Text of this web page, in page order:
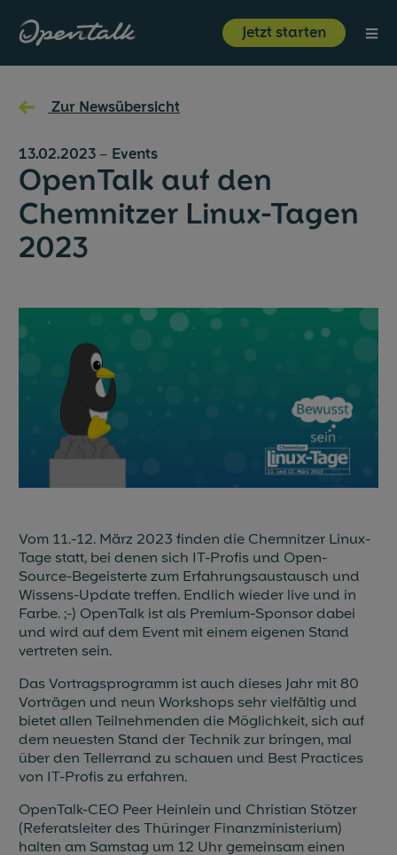
Jetzt starten ⋮
Produkt
Branchen
Ressourcen
Über uns
Jetzt starten Login
Unternehmen
Blog & News
Referenzen
Jobs
Presse
← Zur Newsübersicht
13.02.2023 – Events
OpenTalk auf den
Chemnitzer Linux-Tagen
2023
Vom 11.-12. März 2023 finden die Chemnitzer Linux-
Tage statt, bei denen sich IT-Profis und Open-
Source-Begeisterte zum Erfahrungsaustausch und
Wissens-Update treffen. Endlich wieder live und in
Farbe. ;-) OpenTalk ist als Premium-Sponsor dabei
und wird auf dem Event mit einem eigenen Stand
vertreten sein.
Das Vortragsprogramm ist auch dieses Jahr mit 80
Vorträgen und neun Workshops sehr vielfältig und
bietet allen Teilnehmenden die Möglichkeit, sich auf
dem neuesten Stand der Technik zur bringen, mal
über den Tellerrand zu schauen und Best Practices
von IT-Profis zu erfahren.
OpenTalk-CEO Peer Heinlein und Christian Stötzer
(Referatsleiter des Thüringer Finanzministerium)
halten am Samstag um 12 Uhr gemeinsam einen